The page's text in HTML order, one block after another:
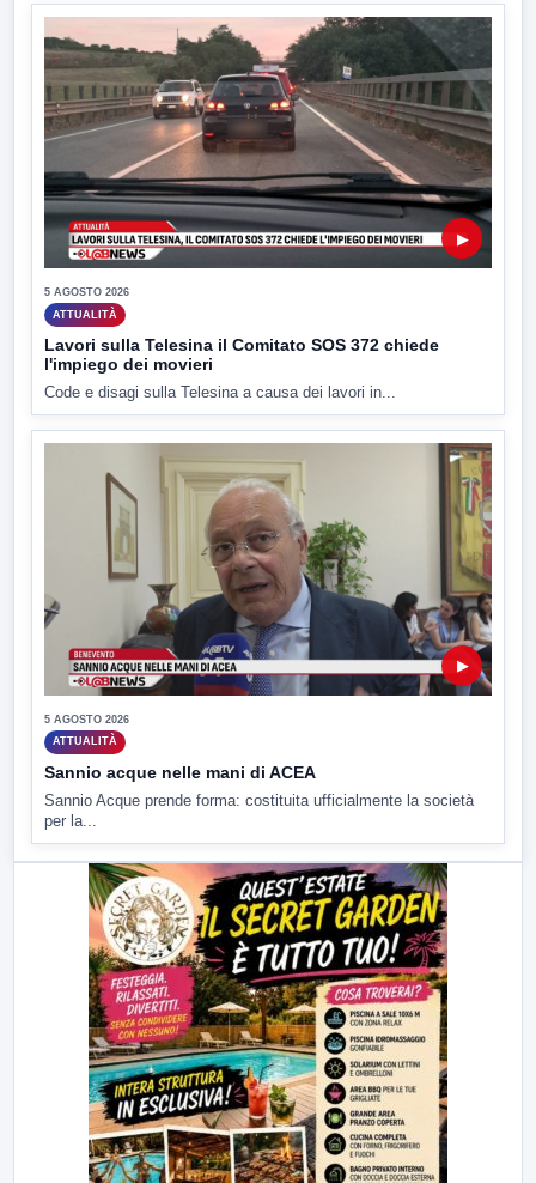
▶
5 AGOSTO 2026
ATTUALITÀ
Lavori sulla Telesina il Comitato SOS 372 chiede
l'impiego dei movieri
Code e disagi sulla Telesina a causa dei lavori in...
▶
5 AGOSTO 2026
ATTUALITÀ
Sannio acque nelle mani di ACEA
Sannio Acque prende forma: costituita ufficialmente la società
per la...